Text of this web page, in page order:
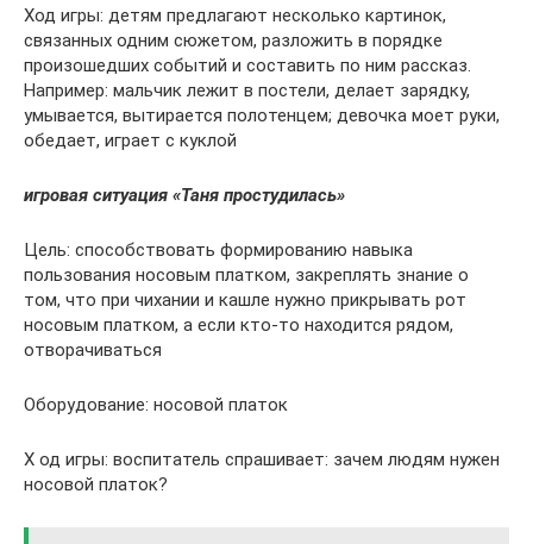
Ход игры: детям предлагают несколько картинок,
связанных одним сюжетом, разложить в порядке
произошедших событий и составить по ним рассказ.
Например: мальчик лежит в постели, делает зарядку,
умывается, вытирается полотенцем; девочка моет руки,
обедает, играет с куклой
игровая ситуация «Таня простудилась»
Цель: способствовать формированию навыка
пользования носовым платком, закреплять знание о
том, что при чихании и кашле нужно прикрывать рот
носовым платком, а если кто-то находится рядом,
отворачиваться
Оборудование: носовой платок
Х од игры: воспитатель спрашивает: зачем людям нужен
носовой платок?